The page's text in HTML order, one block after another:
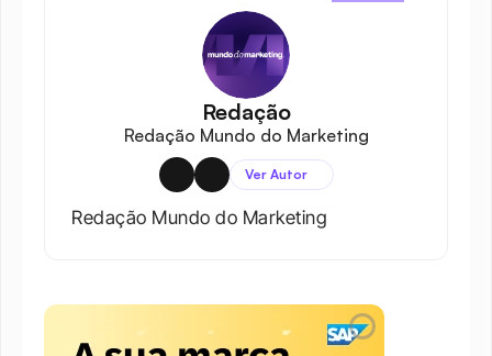
Redação
Redação Mundo do Marketing
Ver Autor
Redação Mundo do Marketing